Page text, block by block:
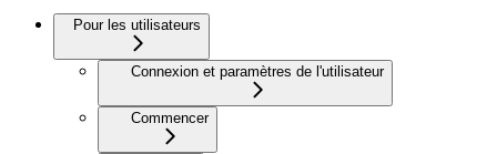
Pour les utilisateurs
Connexion et paramètres de l'utilisateur
Commencer